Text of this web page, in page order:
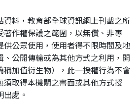
資料，教育部全球資訊網上刊載之所
著作權保護之範圍，以無償、非專
供公眾使用，使用者得不限時間及地
公開傳輸或為其他方式之利用，開
稱加值衍生物），此一授權行為不會
須取得本機關之書面或其他方式授
處。